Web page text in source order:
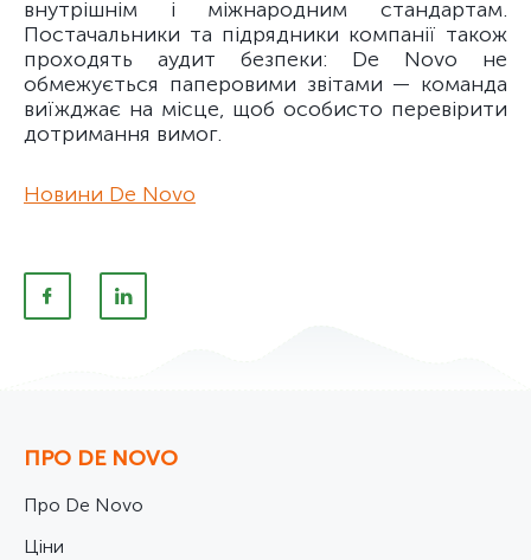
внутрішнім і міжнародним стандартам.
Постачальники та підрядники компанії також
проходять аудит безпеки: De Novo не
обмежується паперовими звітами — команда
виїжджає на місце, щоб особисто перевірити
дотримання вимог.
Новини De Novo
ПРО DE NOVO
Про De Novo
Ціни